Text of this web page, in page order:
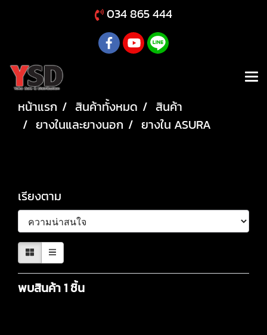
034 865 444
หน้าแรก สินค้าทั้งหมด
สินค้า
ยางในและยางนอก
ยางใน ASURA
เรียงตาม
พบสินค้า 1 ชิ้น